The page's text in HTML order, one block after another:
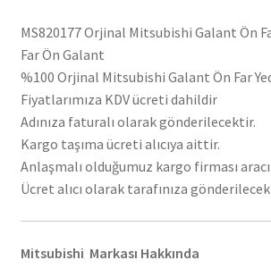
MS820177 Orjinal Mitsubishi Galant Ön
Far Ön Galant
%100 Orjinal Mitsubishi Galant Ön Far
Fiyatlarımıza KDV ücreti dahildir
Adınıza faturalı olarak gönderilecektir.
Kargo taşıma ücreti alıcıya aittir.
Anlaşmalı olduğumuz kargo firması
Ücret alıcı olarak tarafınıza
Mitsubishi Markası Hakkında